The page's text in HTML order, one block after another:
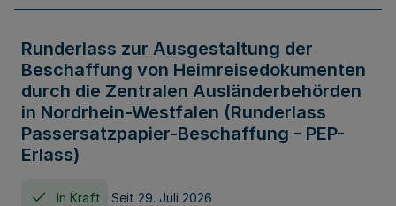
Runderlass zur Ausgestaltung der
Beschaffung von Heimreisedokumenten
durch die Zentralen Ausländerbehörden
in Nordrhein-Westfalen (Runderlass
Passersatzpapier-Beschaffung - PEP-
Erlass)
In Kraft Seit 29. Juli 2026